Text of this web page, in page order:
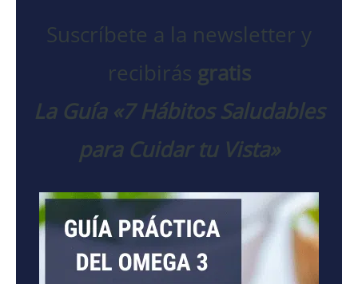
Suscríbete a la newsletter y
recibirás gratis
La Guía «7 Hábitos Saludables
para Cuidar tu Vista»